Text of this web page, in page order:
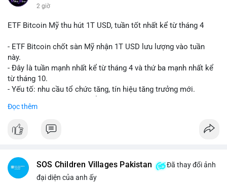
2 giờ
ETF Bitcoin Mỹ thu hút 1T USD, tuần tốt nhất kể từ tháng 4
- ETF Bitcoin chốt sàn Mỹ nhận 1T USD lưu lượng vào tuần
này.
- Đây là tuần mạnh nhất kể từ tháng 4 và thứ ba mạnh nhất kể
từ tháng 10.
- Yếu tố: nhu cầu tổ chức tăng, tín hiệu tăng trưởng mới.
dẫn.
#binancesquare
#vlikevn #titanbot
Đọc thêm
SOS Children Villages Pakistan
Đã thay đổi ảnh
đại diện của anh ấy